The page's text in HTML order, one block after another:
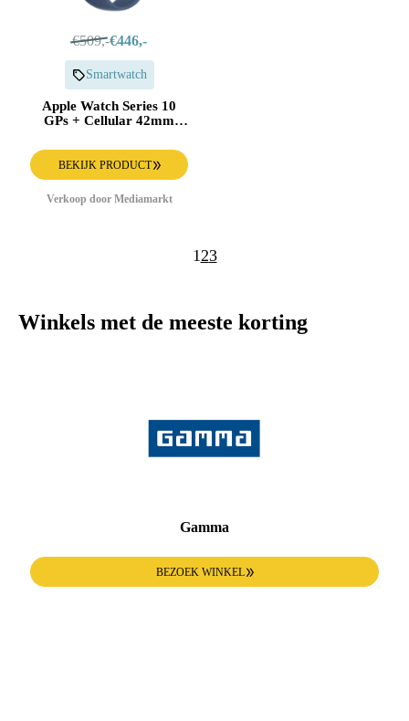
€509,-€446,-
Smartwatch
Apple Watch Series 10
GPs + Cellular 42mm
Smartwatch Silver
BEKIJK PRODUCT
Verkoop door Mediamarkt
123
Winkels met de meeste korting
Gamma
BEZOEK WINKEL